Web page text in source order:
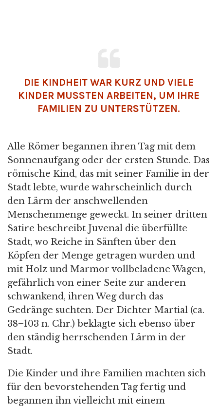
DIE KINDHEIT WAR KURZ UND VIELE
KINDER MUSSTEN ARBEITEN, UM IHRE
FAMILIEN ZU UNTERSTÜTZEN.
Alle Römer begannen ihren Tag mit dem
Sonnenaufgang oder der ersten Stunde. Das
römische Kind, das mit seiner Familie in der
Stadt lebte, wurde wahrscheinlich durch
den Lärm der anschwellenden
Menschenmenge geweckt. In seiner dritten
Satire beschreibt Juvenal die überfüllte
Stadt, wo Reiche in Sänften über den
Köpfen der Menge getragen wurden und
mit Holz und Marmor vollbeladene Wagen,
gefährlich von einer Seite zur anderen
schwankend, ihren Weg durch das
Gedränge suchten. Der Dichter Martial (ca.
38–103 n. Chr.) beklagte sich ebenso über
den ständig herrschenden Lärm in der
Stadt.
Die Kinder und ihre Familien machten sich
für den bevorstehenden Tag fertig und
begannen ihn vielleicht mit einem